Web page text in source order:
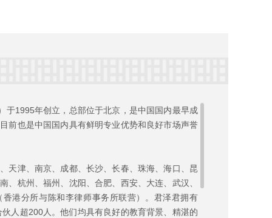
于1995年创立，总部位于北京，是中国国内最早成
前也是中国国内具有鲜明专业优势和良好市场声誉
天津、南京、成都、长沙、长春、珠海、海口、昆
、杭州、福州、沈阳、合肥、西安、大连、武汉、
港分所与陈和李律师事务所联营）。君泽君拥有
人超200人。他们均具有良好的教育背景、精湛的